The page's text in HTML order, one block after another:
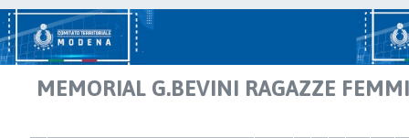
MEMORIAL G.BEVINI RAGAZZE